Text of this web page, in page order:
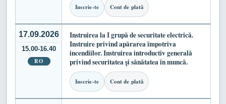
Inscrie-te Cont de plată
17.09.2026
15.00-16.40
RO
Instruirea la I grupă de securitate electrică.
Instruire privind apărarea împotriva
incendiilor. Instruirea introductiv generală
privind securitatea și sănătatea în muncă.
Inscrie-te Cont de plată